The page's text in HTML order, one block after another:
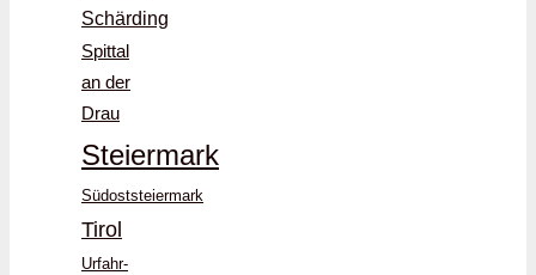
Schärding
Spittal
an der
Drau
Steiermark
Südoststeiermark
Tirol
Urfahr-